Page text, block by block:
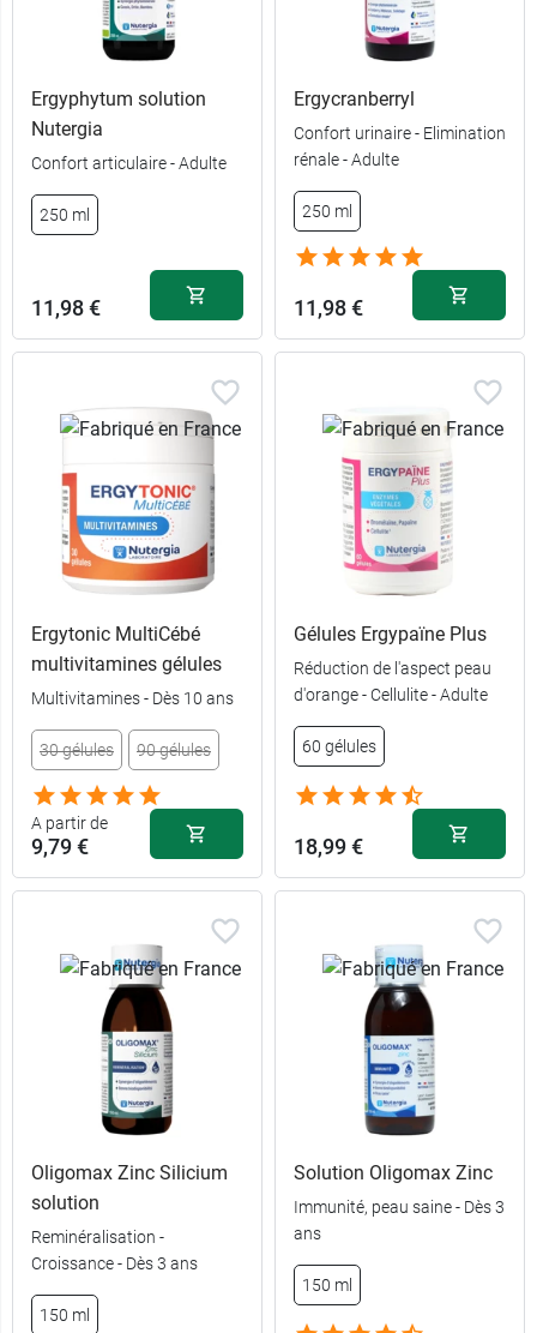
60 capsules
24,89 €
Ergyphytum solution
Nutergia
Confort articulaire - Adulte
250 ml
11,98 €
Ergycranberryl
Confort urinaire - Elimination
rénale - Adulte
250 ml
11,98 €
Ergytonic MultiCébé
multivitamines gélules
Multivitamines - Dès 10 ans
30 gélules 90 gélules
A partir de
9,79 €
9,79 €
90 gélules
Gélules Ergypaïne Plus
Réduction de l'aspect peau
d'orange - Cellulite - Adulte
60 gélules
18,99 €
Oligomax Zinc Silicium
solution
Reminéralisation -
Croissance - Dès 3 ans
150 ml
Solution Oligomax Zinc
Immunité, peau saine - Dès 3
ans
150 ml